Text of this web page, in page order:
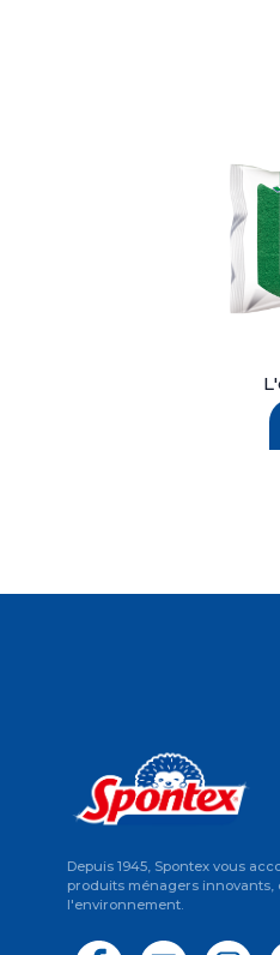
Depuis 1945, Spontex vous
produits ménagers innovants,
l'environnement.